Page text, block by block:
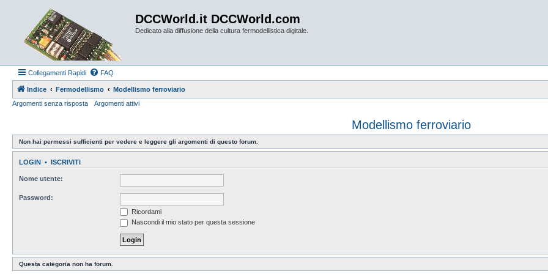
DCCWorld.it DCCWorld.com
Dedicato alla diffusione della cultura fermodellistica digitale.
Collegamenti Rapidi FAQ
Indice Fermodellismo
Modellismo ferroviario
Argomenti senza risposta
Argomenti attivi
Modellismo ferroviario
Non hai permessi sufficienti per vedere e leggere gli argomenti di questo forum.
LOGIN • ISCRIVITI
Nome utente:
Password:
Ricordami
Nascondi il mio stato per questa sessione
Questa categoria non ha forum.